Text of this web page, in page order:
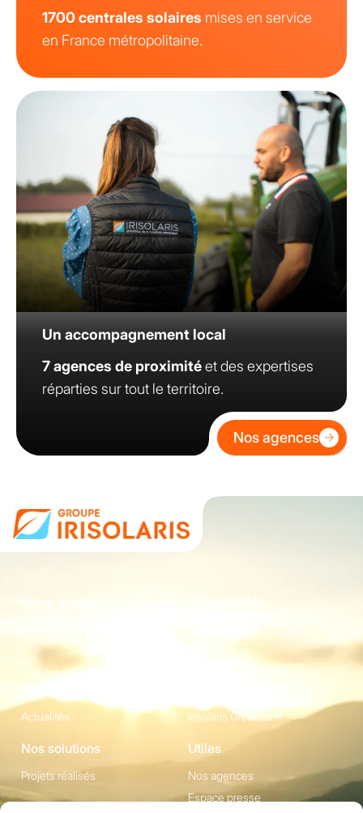
1700 centrales solaires mises en service
en France métropolitaine.
Un accompagnement local
7 agences de proximitéet des expertises
réparties sur tout le territoire.
Nos agences
Notre groupe
?
Carrière
Partenaires
Actualités
Nos activités
Construction
Irisolaris Greentariff
Nos solutions
Projets réalisés
Utiles
Nos agences
Espace presse